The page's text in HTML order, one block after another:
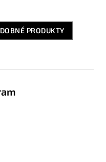
PRODUKTY